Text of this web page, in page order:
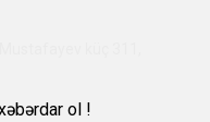
ol !